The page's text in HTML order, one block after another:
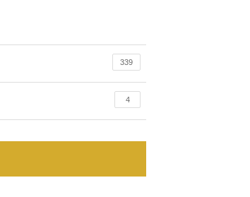
339
4